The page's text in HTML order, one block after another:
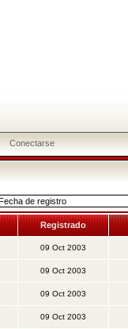
Conectarse
Registrado
09 Oct 2003
09 Oct 2003
09 Oct 2003
09 Oct 2003